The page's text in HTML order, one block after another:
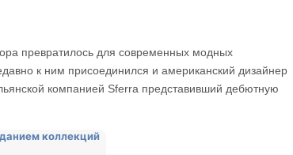
превратилось для современных модных
к ним присоединился и американский дизайнер
компанией Sferra представивший дебютную